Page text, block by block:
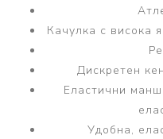
Качулка с висока
Дискретен
Еластични
Удобна,